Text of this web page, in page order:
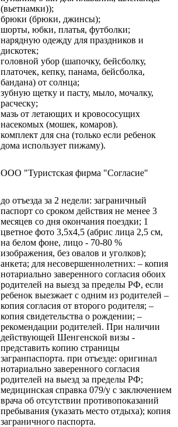
(вьетнамки));
брюки (брюки, джинсы);
шорты, юбки, платья, футболки;
нарядную одежду для праздников и
дискотек;
головной убор (шапочку, бейсболку,
платочек, кепку, панама, бейсболка,
бандана) от солнца;
зубную щетку и пасту, мыло, мочалку,
расческу;
мазь от летающих и кровососущих
насекомых (мошек, комаров).
комплект для сна (только если ребенок
дома использует пижаму).
ООО "Туристская фирма "Согласие"
до отъезда за 2 недели: заграничный
паспорт со сроком действия не менее 3
месяцев со дня окончания поездки; 1
цветное фото 3,5х4,5 (абрис лица 2,5 см,
на белом фоне, лицо - 70-80 %
изображения, без овалов и уголков);
анкета; для несовершеннолетних: – копия
нотариально заверенного согласия обоих
родителей на выезд за пределы РФ, если
ребенок выезжает с одним из родителей –
копия согласия от второго родителя; –
копия свидетельства о рождении; –
рекомендации родителей. При наличии
действующей Шенгенской визы -
представить копию страницы
загранпаспорта. при отъезде: оригинал
нотариально заверенного согласия
родителей на выезд за пределы РФ;
медицинская справка 079/у с заключением
врача об отсутствии противопоказаний
пребывания (указать место отдыха); копия
заграничного паспорта.